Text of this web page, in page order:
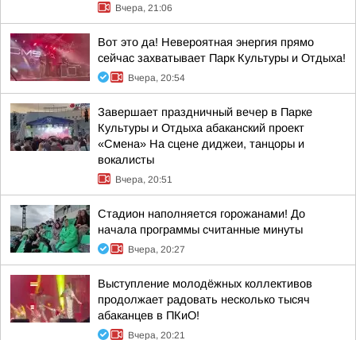
Вчера, 21:06
Вот это да! Невероятная энергия прямо
сейчас захватывает Парк Культуры и Отдыха!
Вчера, 20:54
Завершает праздничный вечер в Парке
Культуры и Отдыха абаканский проект
«Смена» На сцене диджеи, танцоры и
вокалисты
Вчера, 20:51
Стадион наполняется горожанами! До
начала программы считанные минуты
Вчера, 20:27
Выступление молодёжных коллективов
продолжает радовать несколько тысяч
абаканцев в ПКиО!
Вчера, 20:21